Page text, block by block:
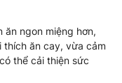
ăn ngon miệng hơn,
thích ăn cay, vừa cảm
thể cải thiện sức